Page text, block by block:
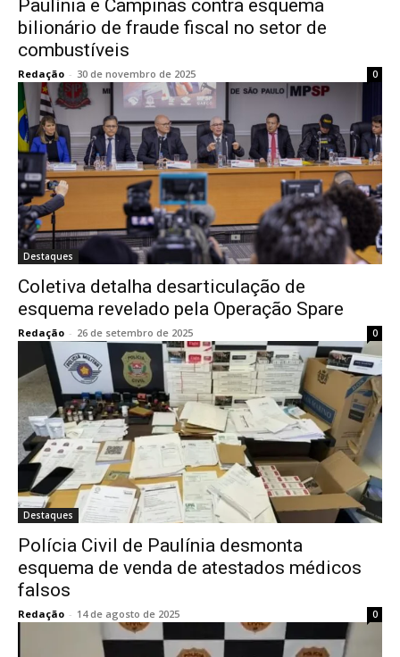
Paulínia e Campinas contra esquema
bilionário de fraude fiscal no setor de
combustíveis
Redação - 30 de novembro de 2025 0
Destaques
Coletiva detalha desarticulação de
esquema revelado pela Operação Spare
Redação - 26 de setembro de 2025 0
Destaques
Polícia Civil de Paulínia desmonta
esquema de venda de atestados médicos
falsos
Redação - 14 de agosto de 2025 0